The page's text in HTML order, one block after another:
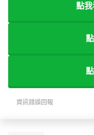
點
資訊錯誤回報